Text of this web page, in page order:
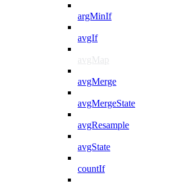
argMinIf
avgIf
avgMap
avgMerge
avgMergeState
avgResample
avgState
countIf